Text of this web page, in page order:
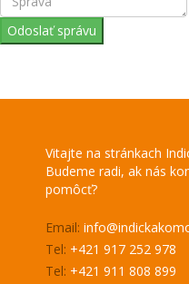
Odoslať správu
Vitajte na stránkach
Budeme radi, ak nás
pomôcť?
Email:
Tel: +421 917 252 978
Tel: +421 911 808 899